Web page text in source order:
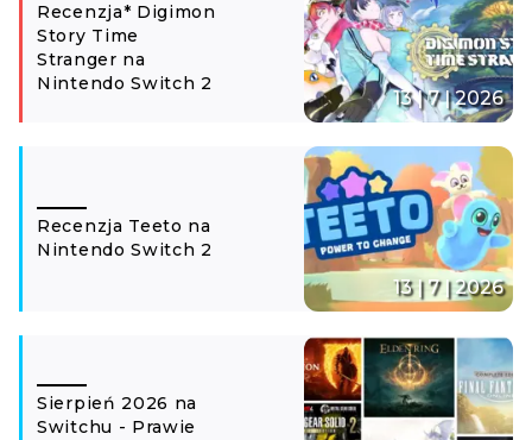
Recenzja* Digimon
Story Time
Stranger na
Nintendo Switch 2
13 | 7 | 2026
Recenzja Teeto na
Nintendo Switch 2
13 | 7 | 2026
Sierpień 2026 na
Switchu - Prawie